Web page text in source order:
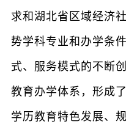
求和湖北省区域经济
势学科专业和办学条
式、服务模式的不断
教育办学体系，形成
学历教育特色发展、